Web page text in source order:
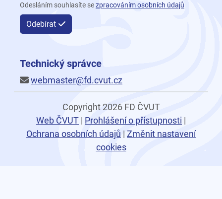
Odesláním souhlasíte sezpracováním osobních údajů
Odebírat
Technický správce
webmaster@fd.cvut.cz
Copyright 2026 FD ČVUT
Web ČVUT | Prohlášení o přístupnosti |
Ochrana osobních údajů | Změnit nastavení
cookies